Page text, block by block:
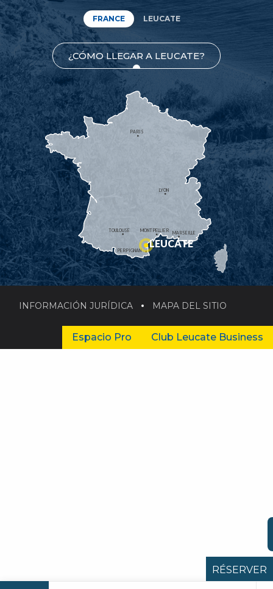
FRANCE LEUCATE
¿CÓMO LLEGAR A LEUCATE?
MONTPELLIER
PERPIGNAN
MARSEILLE
TOULOUSE
LYON
PARIS
LEUCATE
INFORMACIÓN JURÍDICA MAPA DEL SITIO
Espacio Pro Club Leucate Business
RÉSERVER